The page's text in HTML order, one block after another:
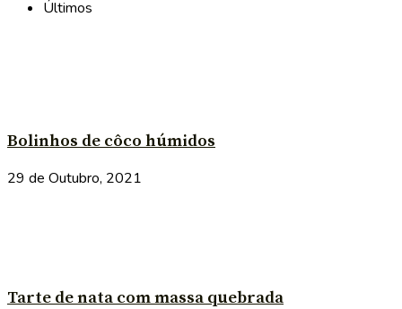
Últimos
Bolinhos de côco húmidos
29 de Outubro, 2021
Tarte de nata com massa quebrada